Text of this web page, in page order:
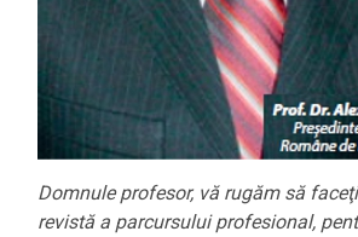
Domnule profesor, vă rugăm să
revistă a parcursului profesional,